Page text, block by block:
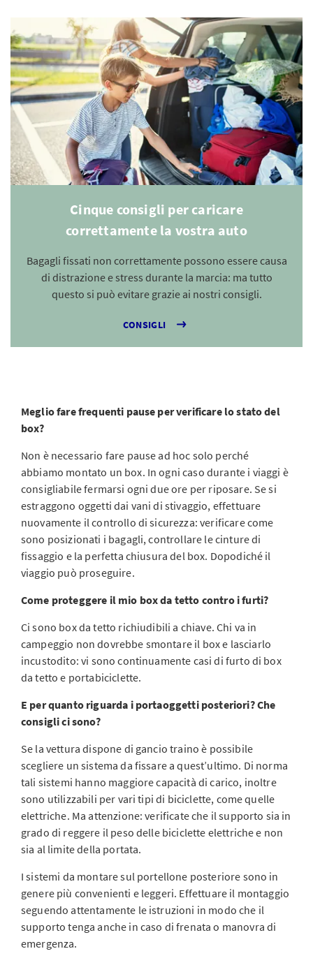
Cinque consigli per caricare
correttamente la vostra auto
Bagagli fissati non correttamente possono essere causa
di distrazione e stress durante la marcia: ma tutto
questo si può evitare grazie ai nostri consigli.
CONSIGLI
Meglio fare frequenti pause per verificare lo stato del
box?
Non è necessario fare pause ad hoc solo perché
abbiamo montato un box. In ogni caso durante i viaggi è
consigliabile fermarsi ogni due ore per riposare. Se si
estraggono oggetti dai vani di stivaggio, effettuare
nuovamente il controllo di sicurezza: verificare come
sono posizionati i bagagli, controllare le cinture di
fissaggio e la perfetta chiusura del box. Dopodiché il
viaggio può proseguire.
Come proteggere il mio box da tetto contro i furti?
Ci sono box da tetto richiudibili a chiave. Chi va in
campeggio non dovrebbe smontare il box e lasciarlo
incustodito: vi sono continuamente casi di furto di box
da tetto e portabiciclette.
E per quanto riguarda i portaoggetti posteriori? Che
consigli ci sono?
Se la vettura dispone di gancio traino è possibile
scegliere un sistema da fissare a quest’ultimo. Di norma
tali sistemi hanno maggiore capacità di carico, inoltre
sono utilizzabili per vari tipi di biciclette, come quelle
elettriche. Ma attenzione: verificate che il supporto sia in
grado di reggere il peso delle biciclette elettriche e non
sia al limite della portata.
I sistemi da montare sul portellone posteriore sono in
genere più convenienti e leggeri. Effettuare il montaggio
seguendo attentamente le istruzioni in modo che il
supporto tenga anche in caso di frenata o manovra di
emergenza.